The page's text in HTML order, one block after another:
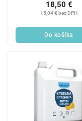
15,04 € bez DPH
18,50 €
Do košíka